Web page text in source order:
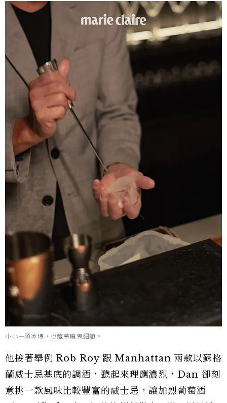
小小一顆冰塊，也藏著魔鬼細節。
他接著舉例 Rob Roy 跟 Manhattan 兩款以蘇格
蘭威士忌基底的調酒，聽起來理應濃烈，Dan 卻刻
意挑一款風味比較豐富的威士忌，讓加烈葡萄酒